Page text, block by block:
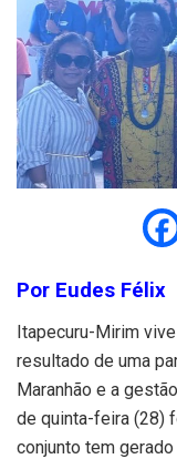
Por Eudes Félix
Itapecuru-Mirim
resultado de uma
Maranhão e a
de quinta-feira (28)
conjunto tem